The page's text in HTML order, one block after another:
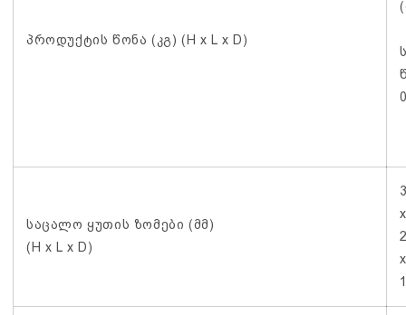
პროდუქტის წონა (კგ) (H x L x D)
საცალო ყუთის ზომები (მმ)
(H x L x D)
x
x